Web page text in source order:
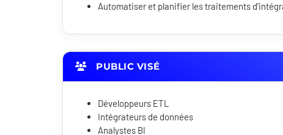
Automatiser et planifier les traitements
PUBLIC VISÉ
Développeurs ETL
Intégrateurs de données
Analystes BI